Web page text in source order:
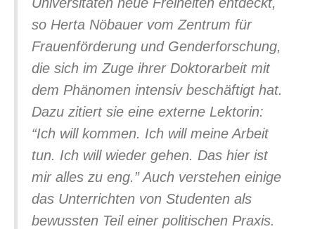
so Herta Nöbauer vom Zentrum für
Frauenförderung und Genderforschung,
die sich im Zuge ihrer Doktorarbeit mit
dem Phänomen intensiv beschäftigt hat.
Dazu zitiert sie eine externe Lektorin:
“Ich will kommen. Ich will meine Arbeit
tun. Ich will wieder gehen. Das hier ist
mir alles zu eng.” Auch verstehen einige
das Unterrichten von Studenten als
bewussten Teil einer politischen Praxis.